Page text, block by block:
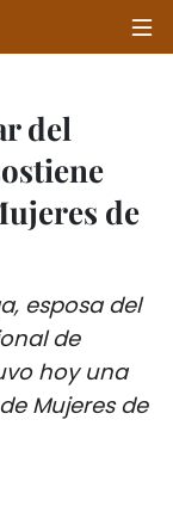
del
de
esposa del
de
hoy una
Mujeres de